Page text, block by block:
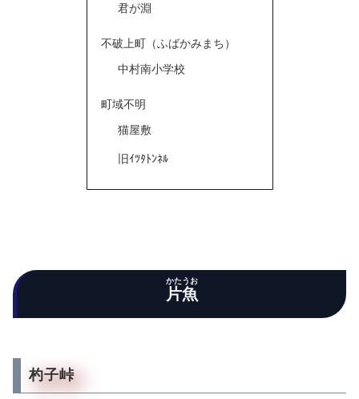
君が淵
不破上町（ふばかみまち）
中村南小学校
町域不明
猫屋敷
旧ｲﾂﾀﾄﾝﾈﾙ
片魚
かたうお
杓子峠